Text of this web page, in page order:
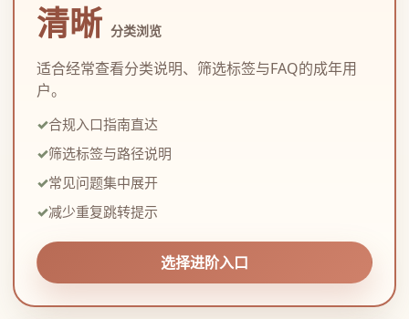
清晰 分类浏览
适合经常查看分类说明、筛选标签与FAQ的成年用
户。
合规入口指南直达
筛选标签与路径说明
常见问题集中展开
减少重复跳转提示
选择进阶入口